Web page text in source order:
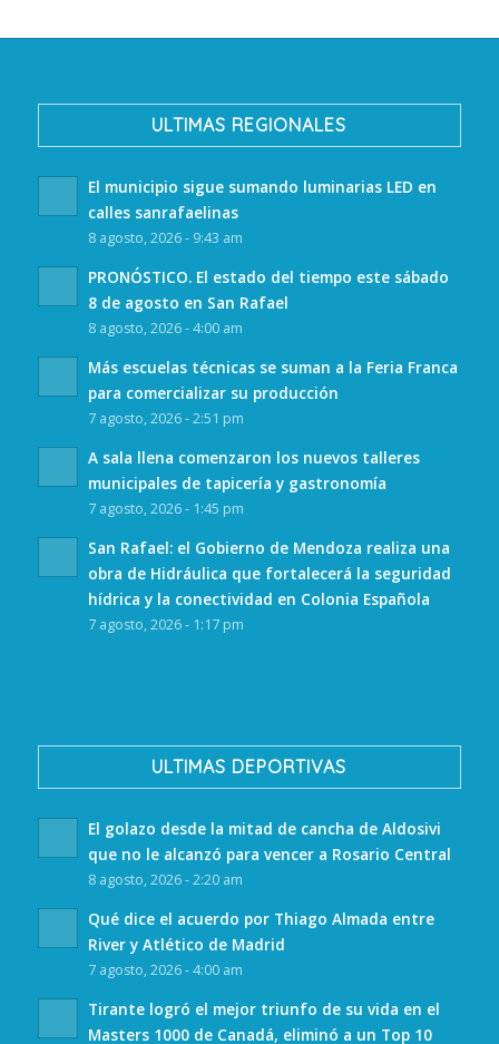
ULTIMAS REGIONALES
El municipio sigue sumando luminarias LED en
calles sanrafaelinas
8 agosto, 2026 - 9:43 am
PRONÓSTICO. El estado del tiempo este sábado
8 de agosto en San Rafael
8 agosto, 2026 - 4:00 am
Más escuelas técnicas se suman a la Feria Franca
para comercializar su producción
7 agosto, 2026 - 2:51 pm
A sala llena comenzaron los nuevos talleres
municipales de tapicería y gastronomía
7 agosto, 2026 - 1:45 pm
San Rafael: el Gobierno de Mendoza realiza una
obra de Hidráulica que fortalecerá la seguridad
hídrica y la conectividad en Colonia Española
7 agosto, 2026 - 1:17 pm
ULTIMAS DEPORTIVAS
El golazo desde la mitad de cancha de Aldosivi
que no le alcanzó para vencer a Rosario Central
8 agosto, 2026 - 2:20 am
Qué dice el acuerdo por Thiago Almada entre
River y Atlético de Madrid
7 agosto, 2026 - 4:00 am
Tirante logró el mejor triunfo de su vida en el
Masters 1000 de Canadá, eliminó a un Top 10